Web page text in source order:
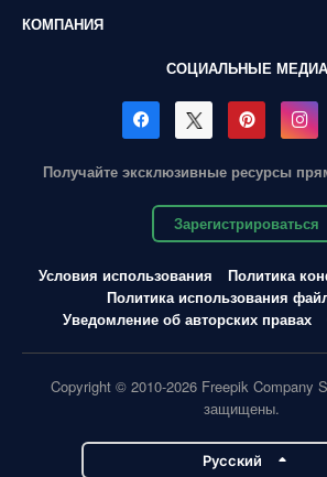
КОМПАНИЯ
СОЦИАЛЬНЫЕ МЕДИА
Получайте эксклюзивные ресурсы
Зарегистрироваться
Условия использования
Политика
Политика использования
Уведомление об авторских правах
Copyright © 2010-2026 Freepik Company
защищены.
Pусский